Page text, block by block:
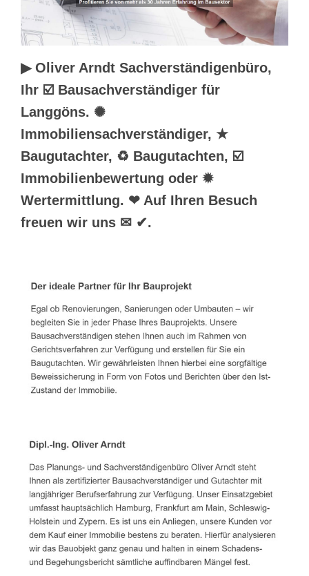
▶︎ Oliver Arndt Sachverständigenbüro,
Ihr ☑️ Bausachverständiger für
Langgöns. ✺
Immobiliensachverständiger, ★
Baugutachter, ♻ Baugutachten, ☑️
Immobilienbewertung oder ✹
Wertermittlung. ❤ Auf Ihren Besuch
freuen wir uns ✉ ✔.